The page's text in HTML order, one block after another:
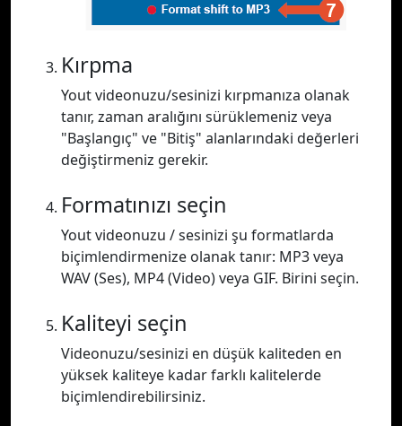
Kırpma
Yout videonuzu/sesinizi kırpmanıza olanak
tanır, zaman aralığını sürüklemeniz veya
"Başlangıç" ve "Bitiş" alanlarındaki değerleri
değiştirmeniz gerekir.
Formatınızı seçin
Yout videonuzu / sesinizi şu formatlarda
biçimlendirmenize olanak tanır: MP3 veya
WAV (Ses), MP4 (Video) veya GIF. Birini seçin.
Kaliteyi seçin
Videonuzu/sesinizi en düşük kaliteden en
yüksek kaliteye kadar farklı kalitelerde
biçimlendirebilirsiniz.